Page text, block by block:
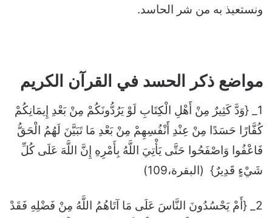
ونستعيذ به من شر الحاسد.
مواضع ذكر الحسد في القرآن الكريم
1_ {وَدَّ كَثِيرٌ مِنْ أَهْلِ الْكِتَابِ لَوْ يَرُدُّونَكُمْ مِنْ بَعْدِ إِيمَانِكُمْ
كُفَّارًا حَسَدًا مِنْ عِنْدِ أَنْفُسِهِمْ مِنْ بَعْدِ مَا تَبَيَّنَ لَهُمُ الْحَقُّ
فَاعْفُوا وَاصْفَحُوا حَتَّى يَأْتِيَ اللَّهُ بِأَمْرِهِ إِنَّ اللَّهَ عَلَى كُلِّ
شَيْءٍ قَدِيرٌ} (البقرة،109)
2_ {أَمْ يَحْسُدُونَ النَّاسَ عَلَى مَا آتَاهُمُ اللَّهُ مِنْ فَضْلِهِ فَقَدْ